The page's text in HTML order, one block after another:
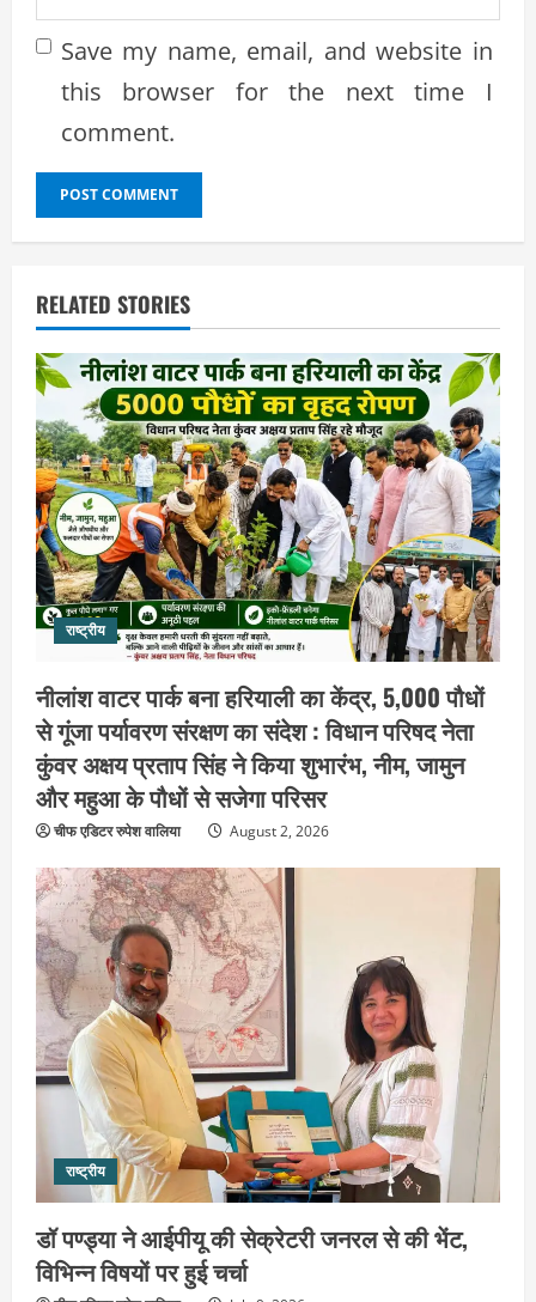
Save my name, email, and website in
this browser for the next time I
comment.
RELATED STORIES
राष्ट्रीय
नीलांश वाटर पार्क बना हरियाली का केंद्र, 5,000 पौधों
से गूंजा पर्यावरण संरक्षण का संदेश : विधान परिषद नेता
कुंवर अक्षय प्रताप सिंह ने किया शुभारंभ, नीम, जामुन
और महुआ के पौधों से सजेगा परिसर
चीफ एडिटर रुपेश वालिया August 2, 2026
राष्ट्रीय
डॉ पण्ड्या ने आईपीयू की सेक्रेटरी जनरल से की भेंट,
विभिन्न विषयों पर हुई चर्चा
उत्तराखंड
2036 ओलंपिक का सपना लेकर निकलेगी
कांवड़ यात्रा, संतों ने दिया विजयी भव का
आशीर्वाद
August 6, 2026
3
उत्तराखंड
एसआईआर के तहत जारी किए जा रहे नोटिसों
पर कांग्रेस ने जतायी आपत्ति, मतदाताओं को
परेशान करने का लगाया आरोप
August 6, 2026